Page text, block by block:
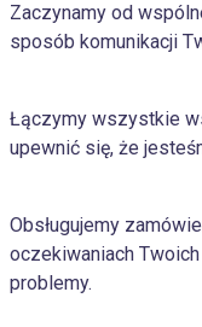
Zaczynamy od
sposób komunikacji
Łączymy wszystkie
upewnić się, że
Obsługujemy
oczekiwaniach
problemy.